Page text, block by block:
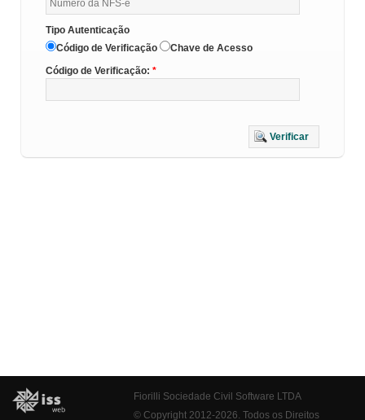
Tipo Autenticação
Código de Verificação
Chave de Acesso
Código de Verificação:
Verificar
Fiorilli Sociedade Civil Software LTDA
© Copyright 2012-2026. Todos os Direitos